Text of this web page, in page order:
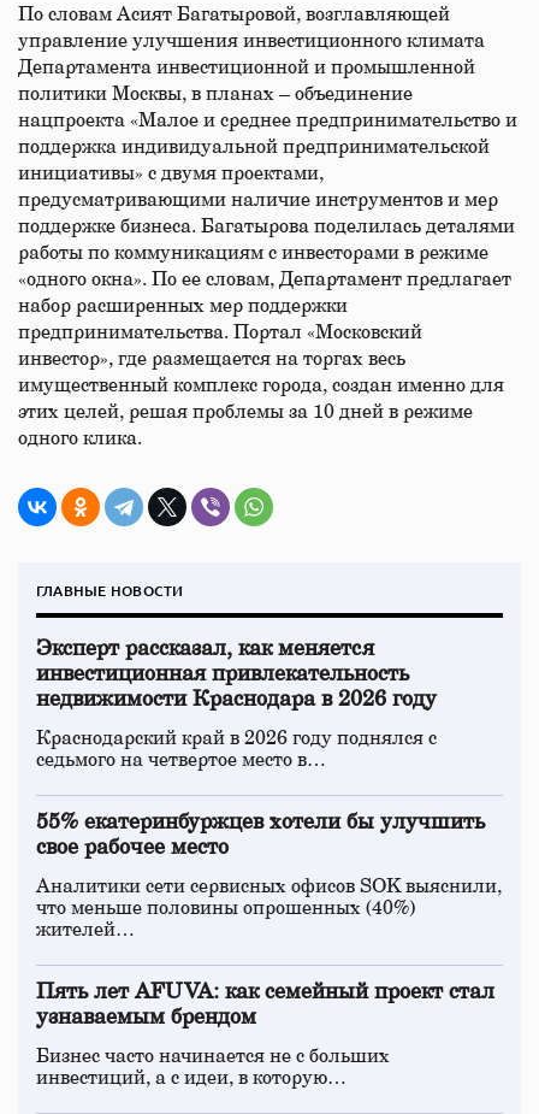
По словам Асият Багатыровой, возглавляющей
управление улучшения инвестиционного климата
Департамента инвестиционной и промышленной
политики Москвы, в планах – объединение
нацпроекта «Малое и среднее предпринимательство и
поддержка индивидуальной предпринимательской
инициативы» с двумя проектами,
предусматривающими наличие инструментов и мер
поддержке бизнеса. Багатырова поделилась деталями
работы по коммуникациям с инвесторами в режиме
«одного окна». По ее словам, Департамент предлагает
набор расширенных мер поддержки
предпринимательства. Портал «Московский
инвестор», где размещается на торгах весь
имущественный комплекс города, создан именно для
этих целей, решая проблемы за 10 дней в режиме
одного клика.
ГЛАВНЫЕ НОВОСТИ
Эксперт рассказал, как меняется
инвестиционная привлекательность
недвижимости Краснодара в 2026 году
Краснодарский край в 2026 году поднялся с
седьмого на четвертое место в…
55% екатеринбуржцев хотели бы улучшить
свое рабочее место
Аналитики сети сервисных офисов SOK выяснили,
что меньше половины опрошенных (40%)
жителей…
Пять лет AFUVA: как семейный проект стал
узнаваемым брендом
Бизнес часто начинается не с больших
инвестиций, а с идеи, в которую…